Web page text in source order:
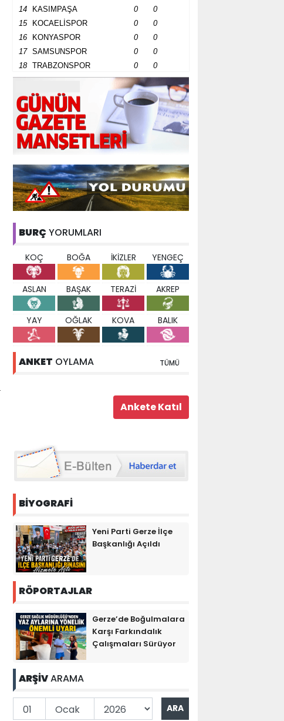
14
KASIMPAŞA 0
0
15
KOCAELİSPOR 0
0
16
KONYASPOR 0
0
17
SAMSUNSPOR 0
0
18
TRABZONSPOR 0 0
BURÇ YORUMLARI
KOÇ BOĞA İKİZLER YENGEÇ
ASLAN BAŞAK TERAZİ AKREP
YAY OĞLAK KOVA BALIK
ANKET OYLAMA TÜMÜ
BİYOGRAFİ
Yeni Parti Gerze İlçe
Başkanlığı Açıldı
RÖPORTAJLAR
Gerze’de Boğulmalara
Karşı Farkındalık
Çalışmaları Sürüyor
ARŞİVARAMA